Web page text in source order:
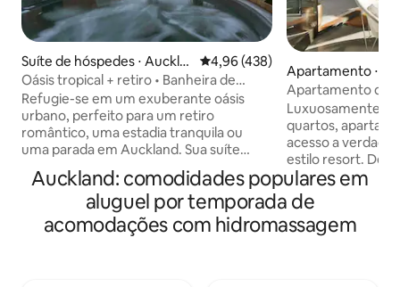
Suíte de hóspedes ⋅ Auckla
nd
4,96 de uma avaliação média de
4,96 (438)
Oásis tropical + retiro • Banheira de
hidromassagem • Estufa
Refugie-se em um exuberante oásis
urbano, perfeito para um retiro
romântico, uma estadia tranquila ou
uma parada em Auckland. Sua suíte
privativa de hóspedes conta com uma
cama queen size, banheiro privativo
com chuveiro com box, utensílios para
fazer chá e café e uma varanda com
vista para o jardim tropical. Durante a
Apartamento ⋅
entral Business
Apartamento de
Nova York com
espaçoso
Luxuosamente
quartos,
acesso a
estilo resort.
melhores
com vistas
Espaçoso e
terraço coberto no
Auckland: comodidades populares em
aluguel por temporada de
acomodações com hidromassagem